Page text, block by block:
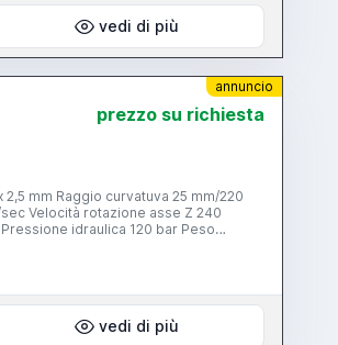
vedi di più
annuncio
prezzo su richiesta
240
vedi di più